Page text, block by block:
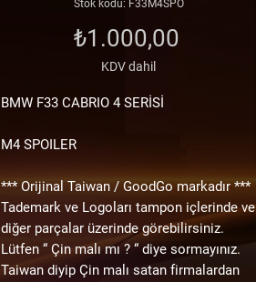
Stok kodu: F33M4SPO
₺1.000,00Fiyat
KDV dahil
BMW F33 CABRIO 4SERİSİ
M4 SPOILER
*** Orijinal Taiwan / GoodGo markadır ***
Tademark ve Logoları tampon içlerinde ve
diğer parçalar üzerinde görebilirsiniz.
Lütfen “ Çin malı mı ? “ diye sormayınız.
Taiwan diyip Çin malı satan firmalardan